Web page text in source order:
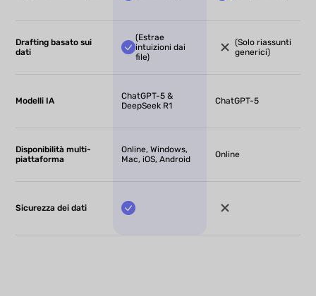
Drafting basato sui
dati
(Estrae
intuizioni dai
file)
(Solo riassunti
generici)
Modelli IA
ChatGPT-5 &
DeepSeek R1
ChatGPT-5
Disponibilità multi-
piattaforma
Online, Windows,
Mac, iOS, Android
Online
Sicurezza dei dati